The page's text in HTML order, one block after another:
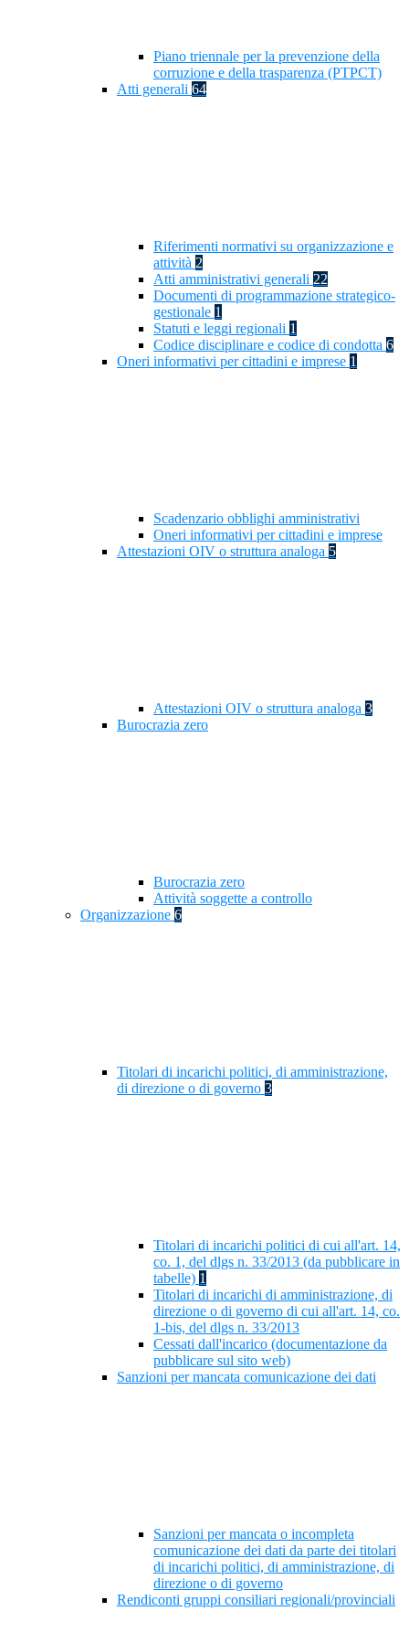
Piano triennale per la prevenzione della
corruzione e della trasparenza (PTPCT)
Atti generali 64
Riferimenti normativi su organizzazione e
attività 2
Atti amministrativi generali 22
Documenti di programmazione strategico-
gestionale 1
Statuti e leggi regionali 1
Codice disciplinare e codice di condotta 6
Oneri informativi per cittadini e imprese 1
Scadenzario obblighi amministrativi
Oneri informativi per cittadini e imprese
Attestazioni OIV o struttura analoga 5
Attestazioni OIV o struttura analoga 3
Burocrazia zero
Burocrazia zero
Attività soggette a controllo
Organizzazione 6
Titolari di incarichi politici, di amministrazione,
di direzione o di governo 3
Titolari di incarichi politici di cui all'art. 14,
co. 1, del dlgs n. 33/2013 (da pubblicare in
tabelle) 1
Titolari di incarichi di amministrazione, di
direzione o di governo di cui all'art. 14, co.
1-bis, del dlgs n. 33/2013
Cessati dall'incarico (documentazione da
pubblicare sul sito web)
Sanzioni per mancata comunicazione dei dati
Sanzioni per mancata o incompleta
comunicazione dei dati da parte dei titolari
di incarichi politici, di amministrazione, di
direzione o di governo
Rendiconti gruppi consiliari regionali/provinciali